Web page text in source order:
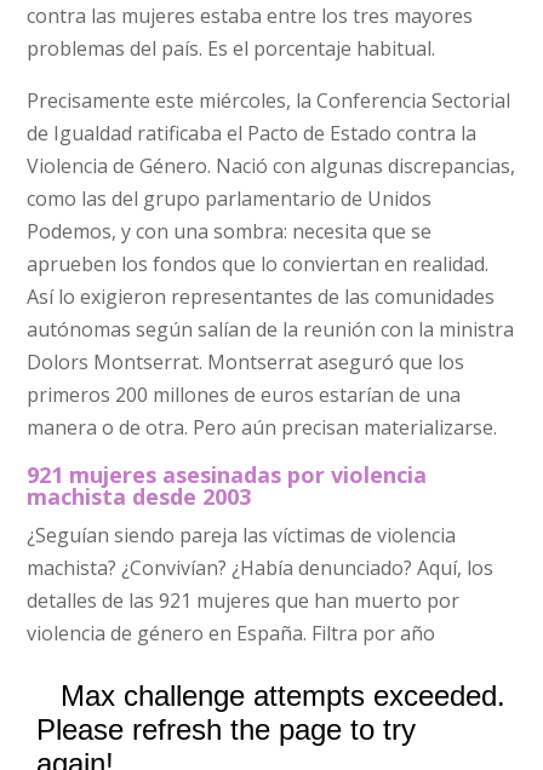
contra las mujeres estaba entre los tres mayores
problemas del país. Es el porcentaje habitual.
Precisamente este miércoles, la Conferencia Sectorial
de Igualdad ratificaba el Pacto de Estado contra la
Violencia de Género. Nació con algunas discrepancias,
como las del grupo parlamentario de Unidos
Podemos, y con una sombra: necesita que se
aprueben los fondos que lo conviertan en realidad.
Así lo exigieron representantes de las comunidades
autónomas según salían de la reunión con la ministra
Dolors Montserrat. Montserrat aseguró que los
primeros 200 millones de euros estarían de una
manera o de otra. Pero aún precisan materializarse.
921 mujeres asesinadas por violencia
machista desde 2003
¿Seguían siendo pareja las víctimas de violencia
machista? ¿Convivían? ¿Había denunciado? Aquí, los
detalles de las 921 mujeres que han muerto por
violencia de género en España. Filtra por año